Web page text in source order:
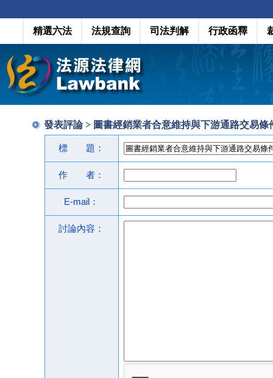
精選六法 法規查詢 司法判解 行政函釋
發表評論 > 圖書經銷業者合意維持與下游通路交易
標 題：
作 者：
E-mail：
討論內容：